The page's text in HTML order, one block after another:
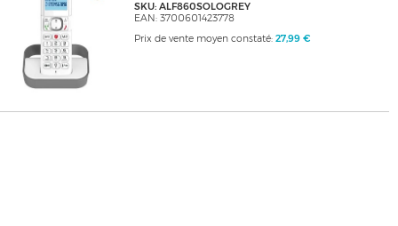
SKU: ALF860SOLOGREY
EAN: 3700601423778
Prix de vente moyen constaté: 27,99 €